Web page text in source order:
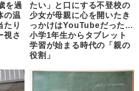
を過
の温
たり
視さ
たい」と口にする不登校の
少女が母親に心を開いたき
っかけはYouTubeだった…
小学1年生からタブレット
学習が始まる時代の「親の
役割」